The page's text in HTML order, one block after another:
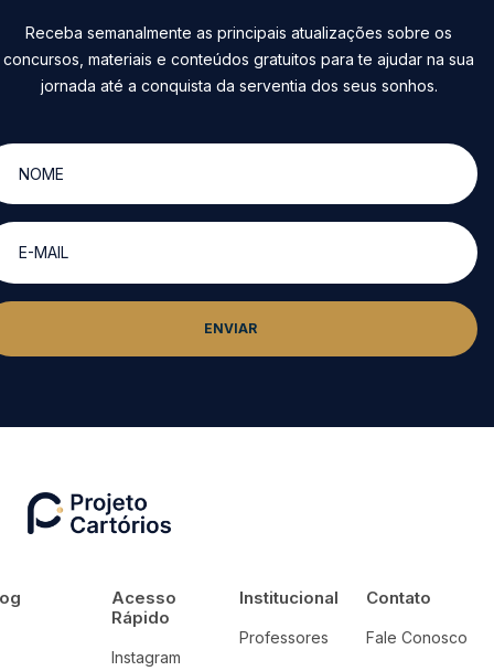
Receba semanalmente as principais atualizações sobre os
concursos, materiais e conteúdos gratuitos para te ajudar na sua
jornada até a conquista da serventia dos seus sonhos.
ENVIAR
Acesso
Rápido
Instagram
Institucional
Professores
Contato
Fale Conosco